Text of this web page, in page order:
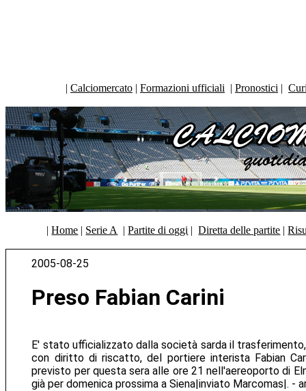
| Calciomercato | Formazioni ufficiali | Pronostici |
|Home | Serie A |Partite di oggi |Diretta delle partite |
2005-08-25
Preso Fabian Carini
E' stato ufficializzato dalla società sarda il
con diritto di riscatto, del portiere interista Fabian
previsto per questa sera alle ore 21 nell'aereoporto di
già per domenica prossima a Siena|inviato Marcomas|.